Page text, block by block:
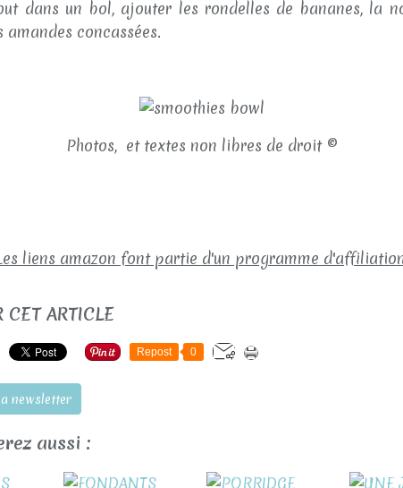
dans un bol, ajouter les rondelles de bananes, la
amandes concassées.
Photos, et textes non libres de droit ©
liens amazon font partie d'un programme
CET ARTICLE
Repost 0
newsletter
aussi :